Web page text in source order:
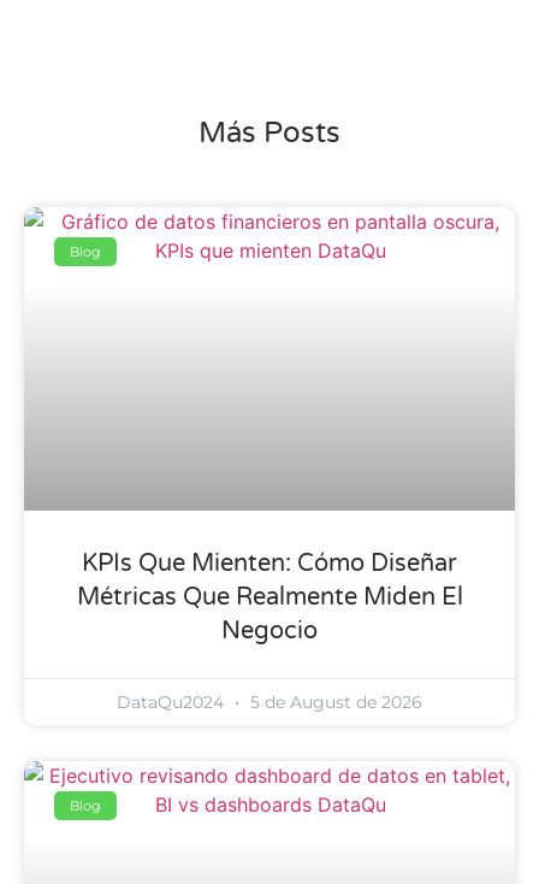
Más Posts
Blog
KPIs Que Mienten: Cómo Diseñar
Métricas Que Realmente Miden El
Negocio
DataQu2024 5 de August de 2026
Blog